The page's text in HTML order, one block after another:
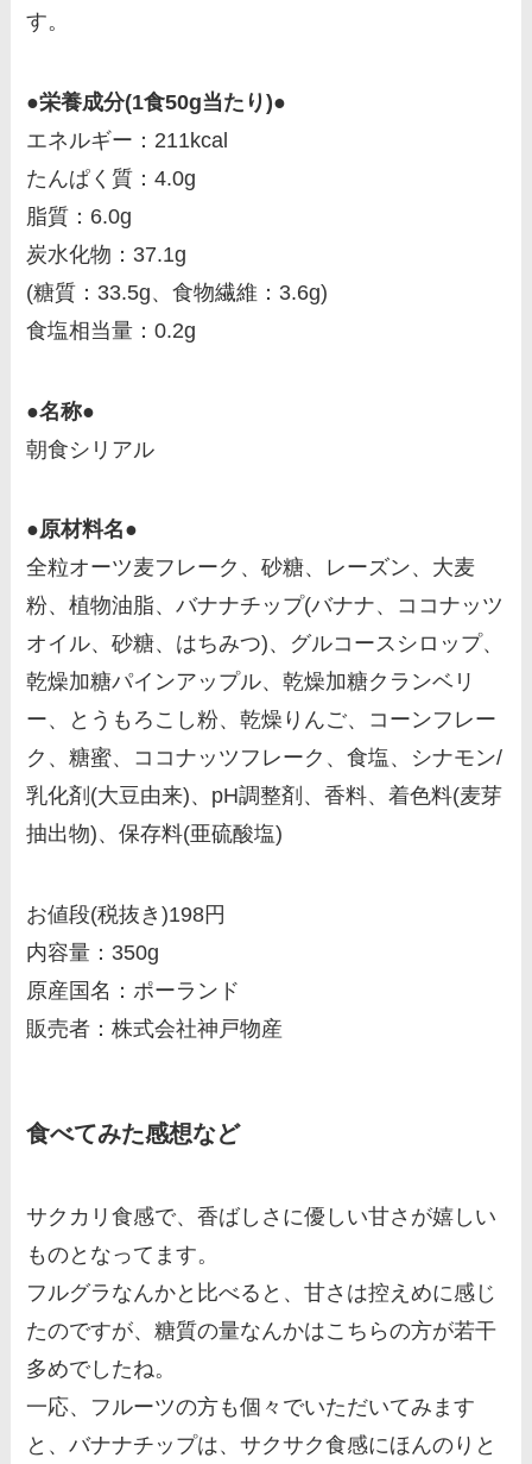
す。
●栄養成分(1食50g当たり)●
エネルギー：211kcal
たんぱく質：4.0g
脂質：6.0g
炭水化物：37.1g
(糖質：33.5g、食物繊維：3.6g)
食塩相当量：0.2g
●名称●
朝食シリアル
●原材料名●
全粒オーツ麦フレーク、砂糖、レーズン、大麦
粉、植物油脂、バナナチップ(バナナ、ココナッツ
オイル、砂糖、はちみつ)、グルコースシロップ、
乾燥加糖パインアップル、乾燥加糖クランベリ
ー、とうもろこし粉、乾燥りんご、コーンフレー
ク、糖蜜、ココナッツフレーク、食塩、シナモン/
乳化剤(大豆由来)、pH調整剤、香料、着色料(麦芽
抽出物)、保存料(亜硫酸塩)
お値段(税抜き)198円
内容量：350g
原産国名：ポーランド
販売者：株式会社神戸物産
食べてみた感想など
サクカリ食感で、香ばしさに優しい甘さが嬉しい
ものとなってます。
フルグラなんかと比べると、甘さは控えめに感じ
たのですが、糖質の量なんかはこちらの方が若干
多めでしたね。
一応、フルーツの方も個々でいただいてみます
と、バナナチップは、サクサク食感にほんのりと